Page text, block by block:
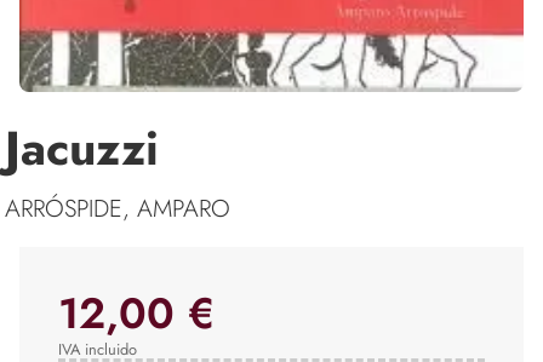
Jacuzzi
ARRÓSPIDE, AMPARO
12,00 €
IVA incluido